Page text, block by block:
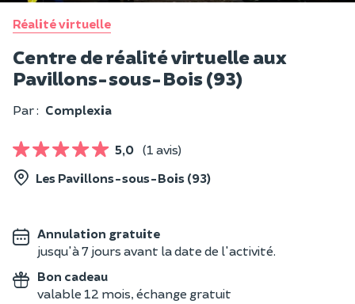
Réalité virtuelle
Centre de réalité virtuelle aux
Pavillons-sous-Bois (93)
Par : Complexia
5,0 (1 avis)
Les Pavillons-sous-Bois (93)
Annulation gratuite
jusqu'à 7 jours avant la date de l'activité.
Bon cadeau
valable 12 mois, échange gratuit